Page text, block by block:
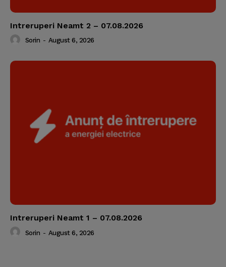
Intreruperi Neamt 2 – 07.08.2026
Sorin - August 6, 2026
Intreruperi Neamt 1 – 07.08.2026
Sorin - August 6, 2026